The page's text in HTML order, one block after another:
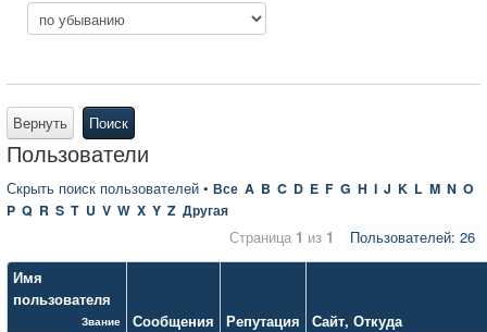
Вернуть Поиск
Пользователи
Скрыть поиск пользователей • Все A B C D E F G H I J K L M N O
P Q R S T U V W X Y Z Другая
Пользователей: 26
Страница 1 из 1
Имя
пользователя
Звание Сообщения Репутация Сайт, Откуда